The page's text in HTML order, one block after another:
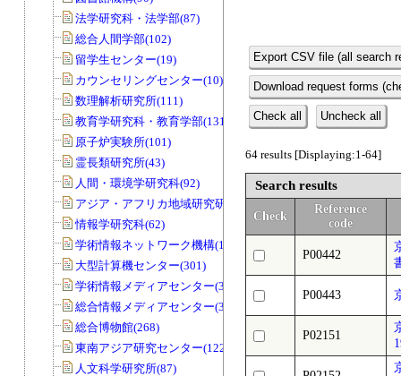
法学研究科・法学部(87)
総合人間学部(102)
留学生センター(19)
カウンセリングセンター(10)
数理解析研究所(111)
教育学研究科・教育学部(131)
原子炉実験所(101)
霊長類研究所(43)
人間・環境学研究科(92)
アジア・アフリカ地域研究研究科(33)
情報学研究科(62)
学術情報ネットワーク機構(11)
大型計算機センター(301)
学術情報メディアセンター(39)
総合情報メディアセンター(33)
総合博物館(268)
東南アジア研究センター(122)
人文科学研究所(87)
Export CSV file (all search
Download request forms
Check all Uncheck all
64 results [Displaying:1-64]
Search results
Check
Reference
code
P00442
P00443
P02151